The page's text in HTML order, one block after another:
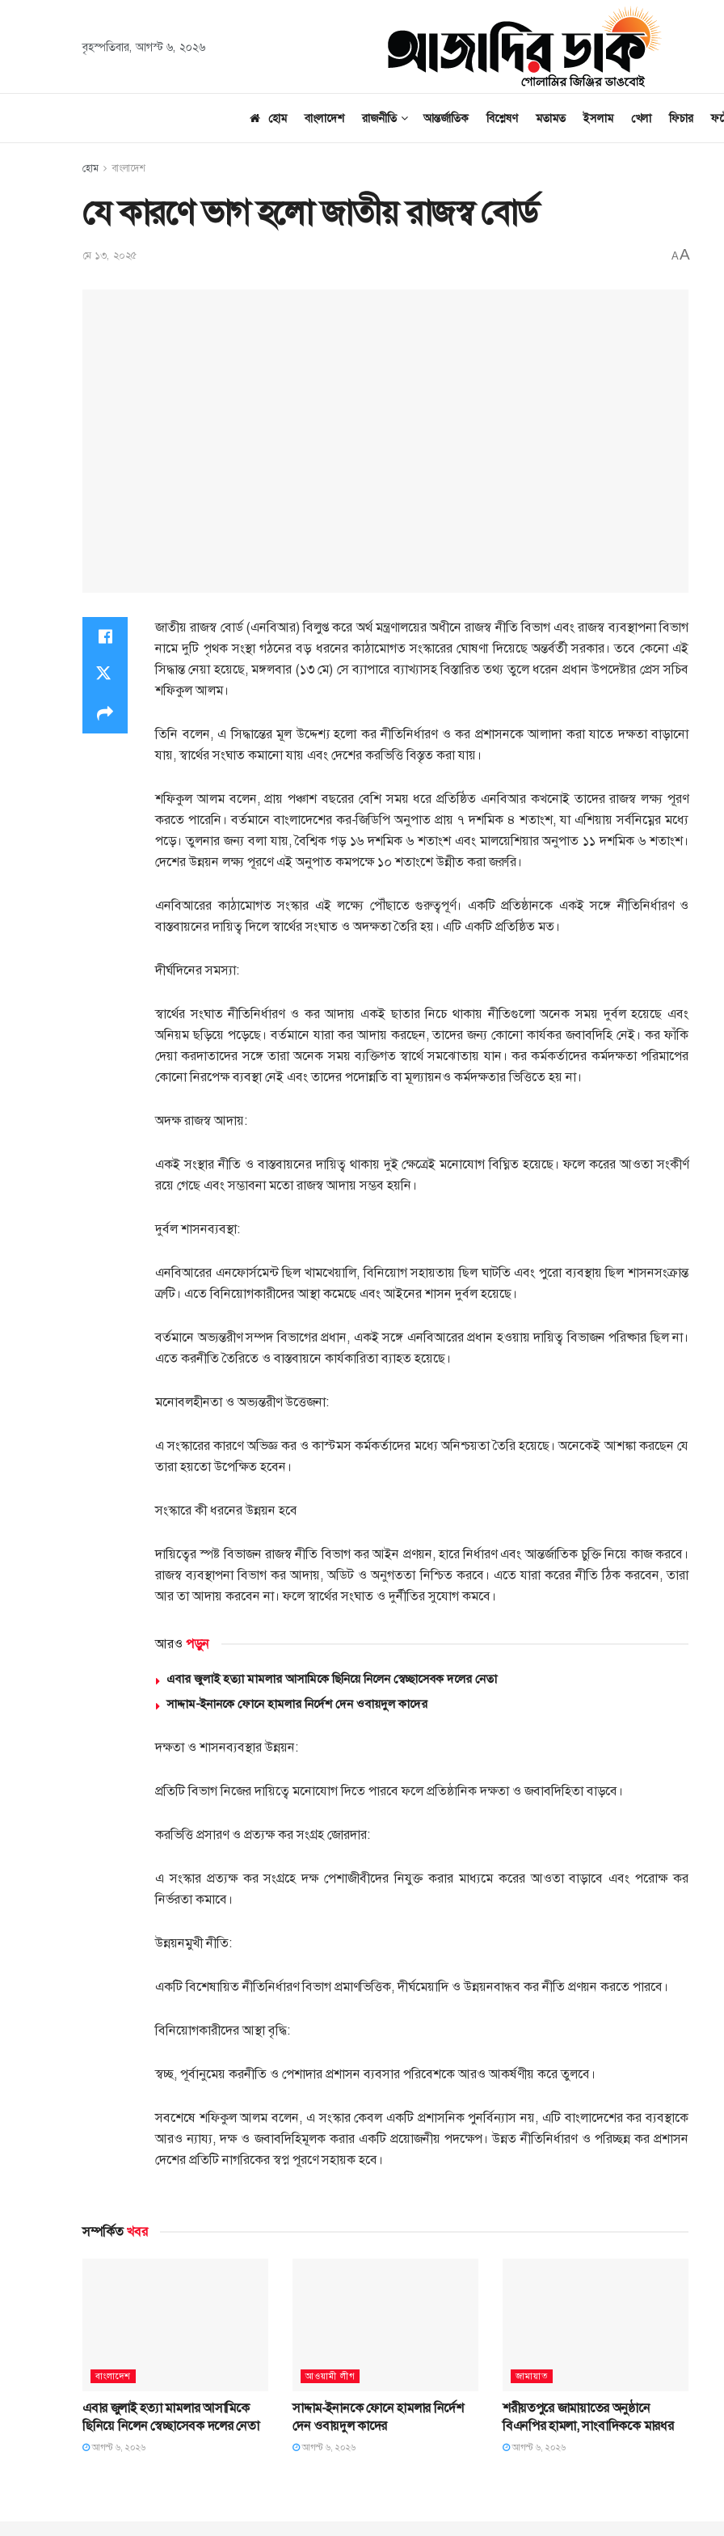
বৃহস্পতিবার, আগস্ট ৬, ২০২৬
হোম বাংলাদেশ রাজনীতি আন্তর্জাতিক বিশ্লেষণ মতামত ইসলাম খেলা ফিচার
হোম বাংলাদেশ
যে কারণে ভাগ হলো জাতীয় রাজস্ব বোর্ড
মে ১৩, ২০২৫ AA
জাতীয় রাজস্ব বোর্ড (এনবিআর) বিলুপ্ত করে অর্থ মন্ত্রণালয়ের অধীনে রাজস্ব নীতি বিভাগ এবং রাজস্ব ব্যবস্থাপনা বিভাগ
নামে দুটি পৃথক সংস্থা গঠনের বড় ধরনের কাঠামোগত সংস্কারের ঘোষণা দিয়েছে অন্তর্বর্তী সরকার। তবে কেনো এই
সিদ্ধান্ত নেয়া হয়েছে, মঙ্গলবার (১৩ মে) সে ব্যাপারে ব্যাখ্যাসহ বিস্তারিত তথ্য তুলে ধরেন প্রধান উপদেষ্টার প্রেস সচিব
শফিকুল আলম।
তিনি বলেন, এ সিদ্ধান্তের মূল উদ্দেশ্য হলো কর নীতিনির্ধারণ ও কর প্রশাসনকে আলাদা করা যাতে দক্ষতা বাড়ানো
যায়, স্বার্থের সংঘাত কমানো যায় এবং দেশের করভিত্তি বিস্তৃত করা যায়।
শফিকুল আলম বলেন, প্রায় পঞ্চাশ বছরের বেশি সময় ধরে প্রতিষ্ঠিত এনবিআর কখনোই তাদের রাজস্ব লক্ষ্য পূরণ
করতে পারেনি। বর্তমানে বাংলাদেশের কর-জিডিপি অনুপাত প্রায় ৭ দশমিক ৪ শতাংশ, যা এশিয়ায় সর্বনিম্নের মধ্যে
পড়ে। তুলনার জন্য বলা যায়, বৈশ্বিক গড় ১৬ দশমিক ৬ শতাংশ এবং মালয়েশিয়ার অনুপাত ১১ দশমিক ৬ শতাংশ।
দেশের উন্নয়ন লক্ষ্য পূরণে এই অনুপাত কমপক্ষে ১০ শতাংশে উন্নীত করা জরুরি।
এনবিআরের কাঠামোগত সংস্কার এই লক্ষ্যে পৌঁছাতে গুরুত্বপূর্ণ। একটি প্রতিষ্ঠানকে একই সঙ্গে নীতিনির্ধারণ ও
বাস্তবায়নের দায়িত্ব দিলে স্বার্থের সংঘাত ও অদক্ষতা তৈরি হয়। এটি একটি প্রতিষ্ঠিত মত।
দীর্ঘদিনের সমস্যা:
স্বার্থের সংঘাত নীতিনির্ধারণ ও কর আদায় একই ছাতার নিচে থাকায় নীতিগুলো অনেক সময় দুর্বল হয়েছে এবং
অনিয়ম ছড়িয়ে পড়েছে। বর্তমানে যারা কর আদায় করছেন, তাদের জন্য কোনো কার্যকর জবাবদিহি নেই। কর ফাঁকি
দেয়া করদাতাদের সঙ্গে তারা অনেক সময় ব্যক্তিগত স্বার্থে সমঝোতায় যান। কর কর্মকর্তাদের কর্মদক্ষতা পরিমাপের
কোনো নিরপেক্ষ ব্যবস্থা নেই এবং তাদের পদোন্নতি বা মূল্যায়নও কর্মদক্ষতার ভিত্তিতে হয় না।
অদক্ষ রাজস্ব আদায়:
একই সংস্থার নীতি ও বাস্তবায়নের দায়িত্ব থাকায় দুই ক্ষেত্রেই মনোযোগ বিঘ্নিত হয়েছে। ফলে করের আওতা সংকীর্ণ
রয়ে গেছে এবং সম্ভাবনা মতো রাজস্ব আদায় সম্ভব হয়নি।
দুর্বল শাসনব্যবস্থা:
এনবিআরের এনফোর্সমেন্ট ছিল খামখেয়ালি, বিনিয়োগ সহায়তায় ছিল ঘাটতি এবং পুরো ব্যবস্থায় ছিল শাসনসংক্রান্ত
ত্রুটি। এতে বিনিয়োগকারীদের আস্থা কমেছে এবং আইনের শাসন দুর্বল হয়েছে।
বর্তমানে অভ্যন্তরীণ সম্পদ বিভাগের প্রধান, একই সঙ্গে এনবিআরের প্রধান হওয়ায় দায়িত্ব বিভাজন পরিষ্কার ছিল না।
এতে করনীতি তৈরিতে ও বাস্তবায়নে কার্যকারিতা ব্যাহত হয়েছে।
মনোবলহীনতা ও অভ্যন্তরীণ উত্তেজনা:
এ সংস্কারের কারণে অভিজ্ঞ কর ও কাস্টমস কর্মকর্তাদের মধ্যে অনিশ্চয়তা তৈরি হয়েছে। অনেকেই আশঙ্কা করছেন যে
তারা হয়তো উপেক্ষিত হবেন।
সংস্কারে কী ধরনের উন্নয়ন হবে
দায়িত্বের স্পষ্ট বিভাজন রাজস্ব নীতি বিভাগ কর আইন প্রণয়ন, হারে নির্ধারণ এবং আন্তর্জাতিক চুক্তি নিয়ে কাজ করবে।
রাজস্ব ব্যবস্থাপনা বিভাগ কর আদায়, অডিট ও অনুগততা নিশ্চিত করবে। এতে যারা করের নীতি ঠিক করবেন, তারা
আর তা আদায় করবেন না। ফলে স্বার্থের সংঘাত ও দুর্নীতির সুযোগ কমবে।
আরও পড়ুন
এবার জুলাই হত্যা মামলার আসামিকে ছিনিয়ে নিলেন স্বেচ্ছাসেবক দলের নেতা
সাদ্দাম-ইনানকে ফোনে হামলার নির্দেশ দেন ওবায়দুল কাদের
দক্ষতা ও শাসনব্যবস্থার উন্নয়ন:
প্রতিটি বিভাগ নিজের দায়িত্বে মনোযোগ দিতে পারবে ফলে প্রতিষ্ঠানিক দক্ষতা ও জবাবদিহিতা বাড়বে।
করভিত্তি প্রসারণ ও প্রত্যক্ষ কর সংগ্রহ জোরদার:
এ সংস্কার প্রত্যক্ষ কর সংগ্রহে দক্ষ পেশাজীবীদের নিযুক্ত করার মাধ্যমে করের আওতা বাড়াবে এবং পরোক্ষ কর
নির্ভরতা কমাবে।
উন্নয়নমুখী নীতি:
একটি বিশেষায়িত নীতিনির্ধারণ বিভাগ প্রমাণভিত্তিক, দীর্ঘমেয়াদি ও উন্নয়নবান্ধব কর নীতি প্রণয়ন করতে পারবে।
বিনিয়োগকারীদের আস্থা বৃদ্ধি:
স্বচ্ছ, পূর্বানুমেয় করনীতি ও পেশাদার প্রশাসন ব্যবসার পরিবেশকে আরও আকর্ষণীয় করে তুলবে।
সবশেষে শফিকুল আলম বলেন, এ সংস্কার কেবল একটি প্রশাসনিক পুনর্বিন্যাস নয়, এটি বাংলাদেশের কর ব্যবস্থাকে
আরও ন্যায্য, দক্ষ ও জবাবদিহিমূলক করার একটি প্রয়োজনীয় পদক্ষেপ। উন্নত নীতিনির্ধারণ ও পরিচ্ছন্ন কর প্রশাসন
দেশের প্রতিটি নাগরিকের স্বপ্ন পূরণে সহায়ক হবে।
সম্পর্কিতখবর
বাংলাদেশ
এবার জুলাই হত্যা মামলার আসামিকে
ছিনিয়ে নিলেন স্বেচ্ছাসেবক দলের নেতা
আগস্ট ৬, ২০২৬
আওয়ামী লীগ
সাদ্দাম-ইনানকে ফোনে হামলার নির্দেশ
দেন ওবায়দুল কাদের
আগস্ট ৬, ২০২৬
জামায়াত
শরীয়তপুরে জামায়াতের অনুষ্ঠানে
বিএনপির হামলা, সাংবাদিককে মারধর
আগস্ট ৬, ২০২৬